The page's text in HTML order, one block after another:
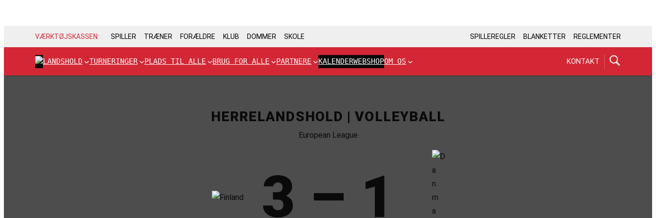
VÆRKTØJSKASSEN: SPILLER TRÆNER FORÆLDRE KLUB DOMMER SKOLE SPILLEREGLER BLANKETTER REGLEMENTER
LANDSHOLD TURNERINGER PLADS TIL ALLE BRUG FOR ALLE PARTNERE KALENDERWEBSHOPOM OS KONTAKT
HERRELANDSHOLD | VOLLEYBALL
European League
3 – 1